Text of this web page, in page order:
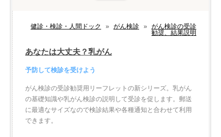
健診・検診・人間ドック » がん検診 » がん検診の受診
勧奨、結果説明
あなたは大丈夫？乳がん
予防して検診を受けよう
がん検診の受診勧奨用リーフレットの新シリーズ。乳がん
の基礎知識や乳がん検診の説明して受診を促します。郵送
に最適なサイズなので検診結果や各種通知と合わせて利用
できます。